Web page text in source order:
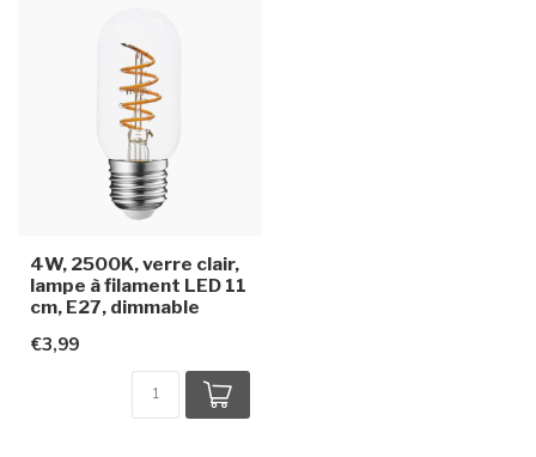
4W, 2500K, verre clair,
lampe à filament LED 11
cm, E27, dimmable
€3,99